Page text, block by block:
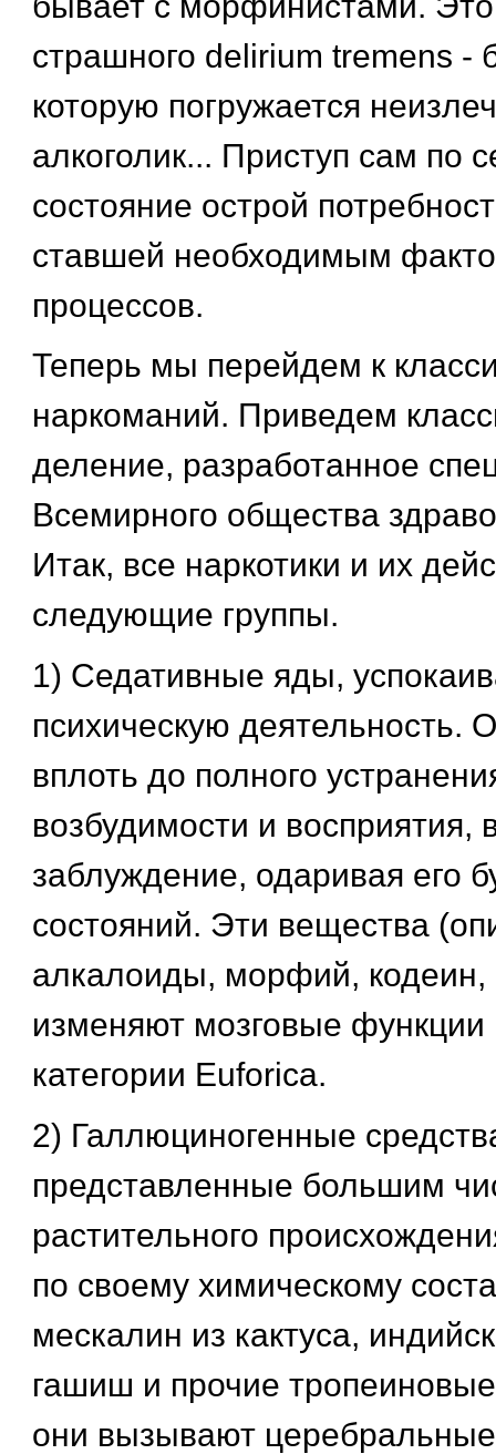
страшного delirium tremens -
которую погружается
алкоголик... Приступ сам по
состояние острой
ставшей необходимым
процессов.
Теперь мы перейдем к
наркоманий. Приведем
деление, разработанное
Всемирного общества
Итак, все наркотики и их
следующие группы.
1) Седативные яды,
психическую деятельность.
вплоть до полного
возбудимости и восприятия,
заблуждение, одаривая его
состояний. Эти вещества
алкалоиды, морфий, кодеин,
изменяют мозговые функции
категории Euforica.
2) Галлюциногенные
представленные большим
растительного
по своему химическому
мескалин из кактуса,
гашиш и прочие
они вызывают